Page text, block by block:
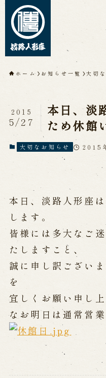
トップページ
淡路人形座
淡路人形座とは
人間国宝 故鶴澤
淡路人形座の成り
淡路人形座で研修
淡路人形浄瑠璃を
公演情報
公演カレンダー
近日開催の公演
出張公演
学校公演
海外旅行客向け特
ホーム お知らせ一覧 大切
本日、淡
ため休館
2015
5/27
大切なお知らせ 2015
本日、淡路人形座
します。
皆様には多大なご
たしますこと、
誠に申し訳ござい
を
宜しくお願い申し上
なお明日は通常営業